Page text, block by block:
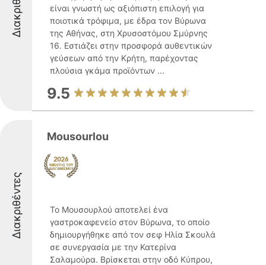
είναι γνωστή ως αξιόπιστη επιλογή για
ποιοτικά τρόφιμα, με έδρα τον Βύρωνα
της Αθήνας, στη Χρυσοστόμου Σμύρνης
16. Εστιάζει στην προσφορά αυθεντικών
γεύσεων από την Κρήτη, παρέχοντας
πλούσια γκάμα προϊόντων ...
9.5
Διακριθέντες
Mousourlou
Το Μουσουρλού αποτελεί ένα
γαστροκαφενείο στον Βύρωνα, το οποίο
δημιουργήθηκε από τον σεφ Ηλία Σκουλά
σε συνεργασία με την Κατερίνα
Σαλαμούρα. Βρίσκεται στην οδό Κύπρου,